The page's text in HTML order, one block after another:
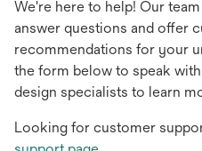
We're here to help! Our
answer questions and offer
recommendations for your
the form below to speak
design specialists to learn
Looking for customer